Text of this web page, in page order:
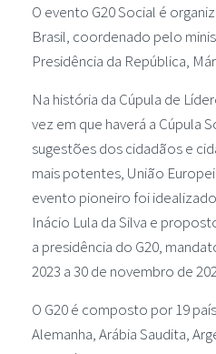
O evento G20 Social é
Brasil, coordenado pelo
Presidência da República,
Na história da Cúpula de
vez em que haverá a Cúpula
sugestões dos cidadãos e
mais potentes, União
evento pioneiro foi
Inácio Lula da Silva e
a presidência do G20,
2023 a 30 de novembro de
O G20 é composto por 19
Alemanha, Arábia Saudita,